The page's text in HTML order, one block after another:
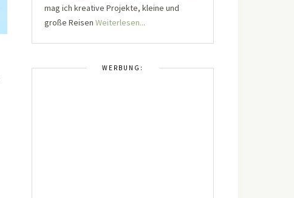
mag ich kreative Projekte, kleine und
große Reisen Weiterlesen...
WERBUNG: